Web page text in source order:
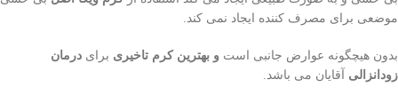
موضعی برای مصرف کننده ایجاد نمی کند.
بدون هیچگونه عوارض جانبی است و بهترین کرم تاخیری برای درمان
زودانزالی آقایان می باشد.